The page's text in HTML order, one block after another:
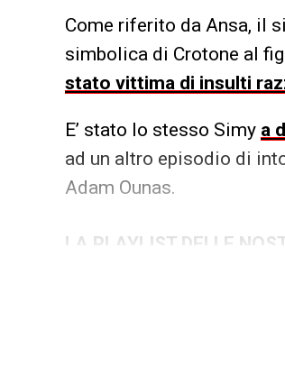
Come riferito da Ansa, il
simbolica di Crotone al
stato vittima di insulti
E’ stato lo stesso Simy a
ad un altro episodio di
Adam Ounas.
LA PLAYLIST DELLE